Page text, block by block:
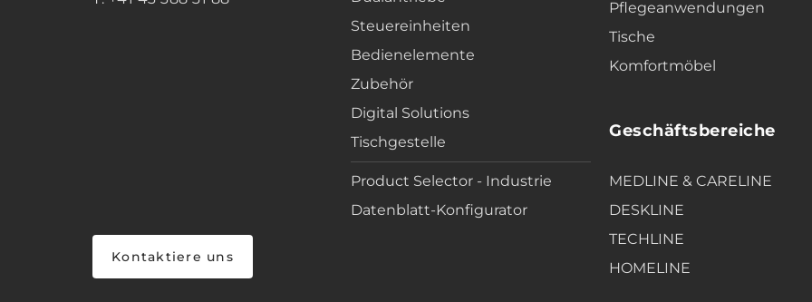
Kontaktiere uns
Steuereinheiten
Bedienelemente
Zubehör
Digital Solutions
Tischgestelle
Product Selector - Industrie
Datenblatt-Konfigurator
Pflegeanwendungen
Tische
Komfortmöbel
Geschäftsbereiche
MEDLINE & CARELINE
DESKLINE
TECHLINE
HOMELINE